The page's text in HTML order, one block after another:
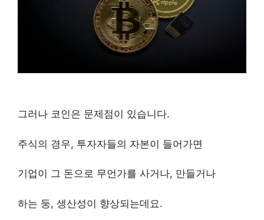
그러나 코인은 문제점이 있습니다.
주식의 경우, 투자자들의 자본이 들어가면
기업이 그 돈으로 무언가를 사거나, 만들거나
하는 둥, 생산성이 향상되는데요.